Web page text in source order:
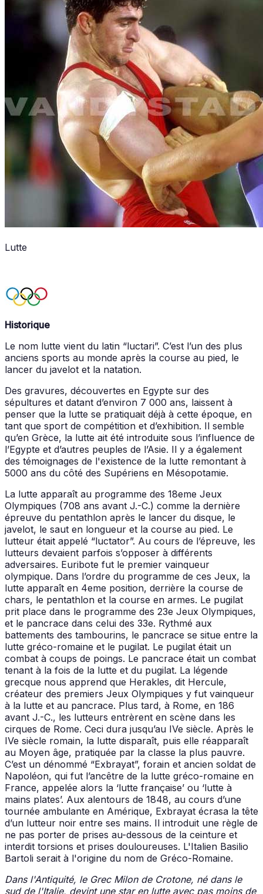
Lutte
Historique
Le nom lutte vient du latin “luctari”. C’est l’un des plus
anciens sports au monde après la course au pied, le
lancer du javelot et la natation.
Des gravures, découvertes en Egypte sur des
sépultures et datant d’environ 7 000 ans, laissent à
penser que la lutte se pratiquait déjà à cette époque, en
tant que sport de compétition et d’exhibition. Il semble
qu’en Grèce, la lutte ait été introduite sous l’influence de
l’Egypte et d’autres peuples de l’Asie. Il y a également
des témoignages de l'existence de la lutte remontant à
5000 ans du côté des Supériens en Mésopotamie.
La lutte apparaît au programme des 18eme Jeux
Olympiques (708 ans avant J.-C.) comme la dernière
épreuve du pentathlon après le lancer du disque, le
javelot, le saut en longueur et la course au pied. Le
lutteur était appelé “luctator”. Au cours de l’épreuve, les
lutteurs devaient parfois s’opposer à différents
adversaires. Euribote fut le premier vainqueur
olympique. Dans l’ordre du programme de ces Jeux, la
lutte apparaît en 4eme position, derrière la course de
chars, le pentathlon et la course en armes. Le pugilat
prit place dans le programme des 23e Jeux Olympiques,
et le pancrace dans celui des 33e. Rythmé aux
battements des tambourins, le pancrace se situe entre la
lutte gréco-romaine et le pugilat. Le pugilat était un
combat à coups de poings. Le pancrace était un combat
tenant à la fois de la lutte et du pugilat. La légende
grecque nous apprend que Herakles, dit Hercule,
créateur des premiers Jeux Olympiques y fut vainqueur
à la lutte et au pancrace. Plus tard, à Rome, en 186
avant J.-C., les lutteurs entrèrent en scène dans les
cirques de Rome. Ceci dura jusqu’au IVe siècle. Après le
IVe siècle romain, la lutte disparaît, puis elle réapparaît
au Moyen âge, pratiquée par la classe la plus pauvre.
C’est un dénommé “Exbrayat”, forain et ancien soldat de
Napoléon, qui fut l’ancêtre de la lutte gréco-romaine en
France, appelée alors la ‘lutte française’ ou ‘lutte à
mains plates’. Aux alentours de 1848, au cours d’une
tournée ambulante en Amérique, Exbrayat écrasa la tête
d’un lutteur noir entre ses mains. Il introduit une règle de
ne pas porter de prises au-dessous de la ceinture et
interdit torsions et prises douloureuses. L'Italien Basilio
Bartoli serait à l'origine du nom de Gréco-Romaine.
Dans l'Antiquité, le Grec Milon de Crotone, né dans le
sud de l'Italie, devint une star en lutte avec pas moins de